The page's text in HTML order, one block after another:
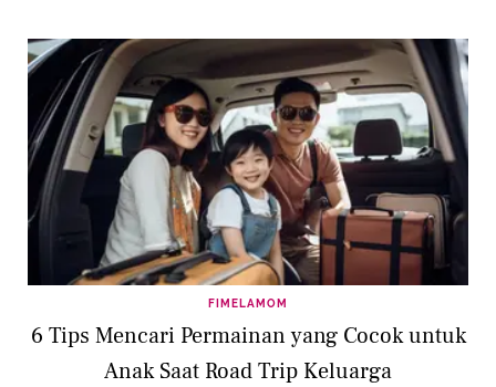
FIMELAMOM
6 Tips Mencari Permainan yang Cocok untuk
Anak Saat Road Trip Keluarga